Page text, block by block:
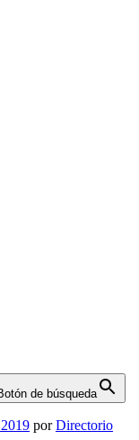
de búsqueda
porDirectorio